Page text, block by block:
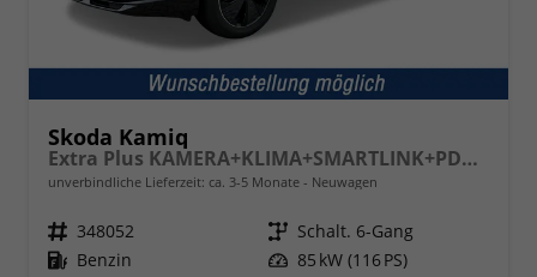
Skoda Kamiq
Extra Plus KAMERA+KLIMA+SMARTLINK+PDC+LED+TEMPOMAT
unverbindliche Lieferzeit: ca. 3-5 Monate Neuwagen
Fahrzeugnr. 348052 Getriebe Schalt. 6-Gang
Kraftstoff Benzin Leistung 85 kW (116 PS)